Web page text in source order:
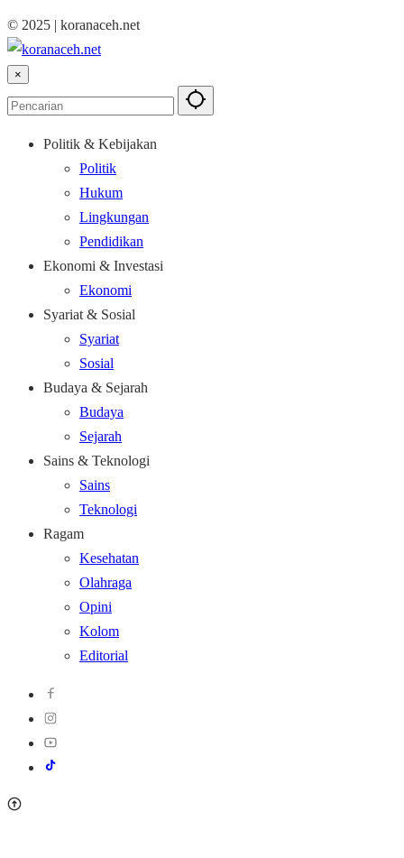
© 2025 | koranaceh.net
×
Politik & Kebijakan
Politik
Hukum
Lingkungan
Pendidikan
Ekonomi & Investasi
Ekonomi
Syariat & Sosial
Syariat
Sosial
Budaya & Sejarah
Budaya
Sejarah
Sains & Teknologi
Sains
Teknologi
Ragam
Kesehatan
Olahraga
Opini
Kolom
Editorial